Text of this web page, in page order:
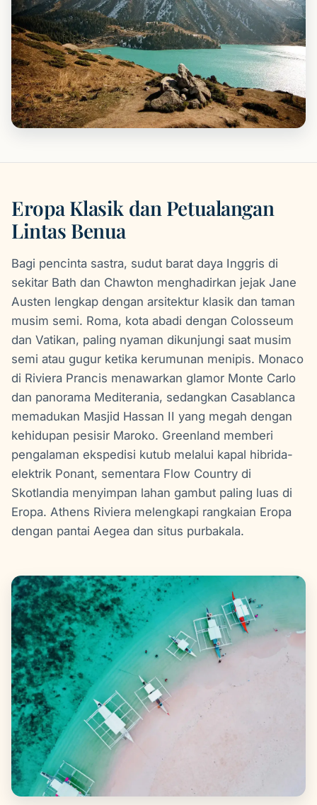
Eropa Klasik dan Petualangan
Lintas Benua
Bagi pencinta sastra, sudut barat daya Inggris di
sekitar Bath dan Chawton menghadirkan jejak Jane
Austen lengkap dengan arsitektur klasik dan taman
musim semi. Roma, kota abadi dengan Colosseum
dan Vatikan, paling nyaman dikunjungi saat musim
semi atau gugur ketika kerumunan menipis. Monaco
di Riviera Prancis menawarkan glamor Monte Carlo
dan panorama Mediterania, sedangkan Casablanca
memadukan Masjid Hassan II yang megah dengan
kehidupan pesisir Maroko. Greenland memberi
pengalaman ekspedisi kutub melalui kapal hibrida-
elektrik Ponant, sementara Flow Country di
Skotlandia menyimpan lahan gambut paling luas di
Eropa. Athens Riviera melengkapi rangkaian Eropa
dengan pantai Aegea dan situs purbakala.